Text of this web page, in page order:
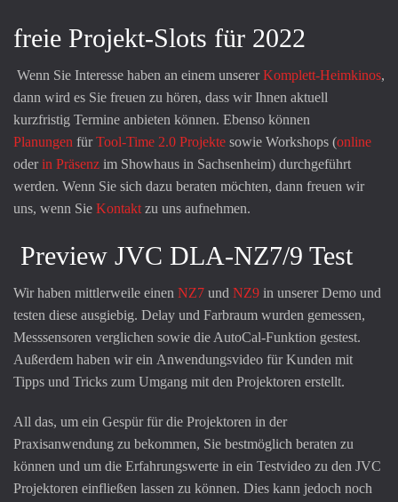
freie Projekt-Slots für 2022
Wenn Sie Interesse haben an einem unsererKomplett-Heimkinos,
dann wird es Sie freuen zu hören, dass wir Ihnen aktuell
kurzfristig Termine anbieten können. Ebenso können
Planungen fürTool-Time 2.0 Projekte sowie Workshops (online
oderin Präsenz im Showhaus in Sachsenheim) durchgeführt
werden. Wenn Sie sich dazu beraten möchten, dann freuen wir
uns, wenn Sie Kontakt zu uns aufnehmen.
Preview JVC DLA-NZ7/9 Test
Wir haben mittlerweile einen NZ7 und NZ9 in unserer Demo und
testen diese ausgiebig. Delay und Farbraum wurden gemessen,
Messsensoren verglichen sowie die AutoCal-Funktion gestest.
Außerdem haben wir ein Anwendungsvideo für Kunden mit
Tipps und Tricks zum Umgang mit den Projektoren erstellt.
All das, um ein Gespür für die Projektoren in der
Praxisanwendung zu bekommen, Sie bestmöglich beraten zu
können und um die Erfahrungswerte in ein Testvideo zu den JVC
Projektoren einfließen lassen zu können. Dies kann jedoch noch